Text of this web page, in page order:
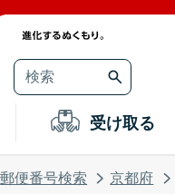
受け取る
郵便番号検索 京都府